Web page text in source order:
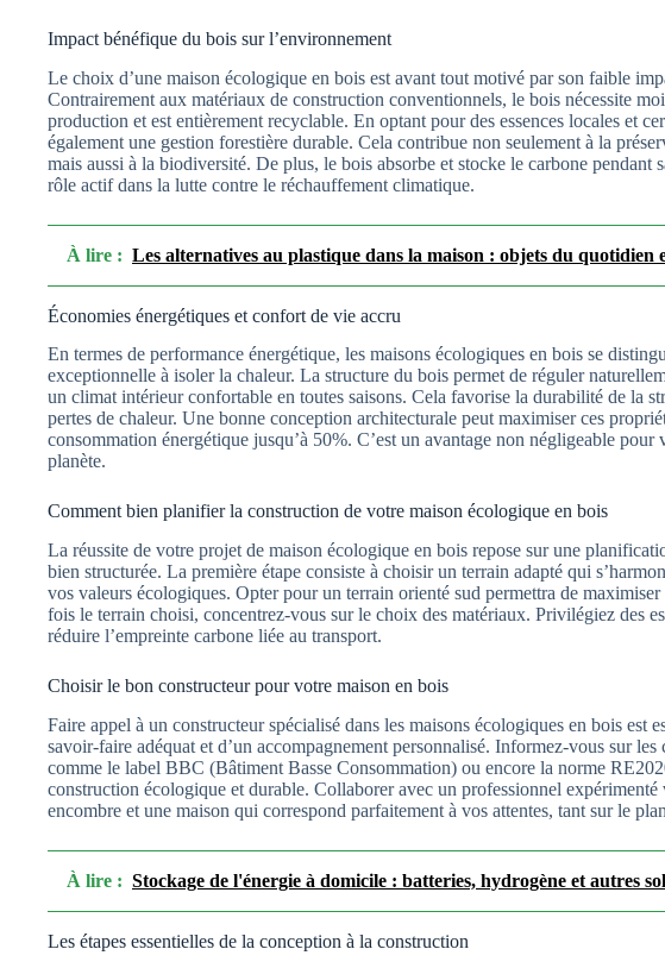
Impact bénéfique du bois sur l’environnement
Le choix d’une maison écologique en bois est avant tout motivé par son faible
Contrairement aux matériaux de construction conventionnels, le bois nécessite
production et est entièrement recyclable. En optant pour des essences locales et
également une gestion forestière durable. Cela contribue non seulement à la
mais aussi à la biodiversité. De plus, le bois absorbe et stocke le carbone pendant
rôle actif dans la lutte contre le réchauffement climatique.
À lire : Les alternatives au plastique dans la maison : objets du quotidien
Économies énergétiques et confort de vie accru
En termes de performance énergétique, les maisons écologiques en bois se
exceptionnelle à isoler la chaleur. La structure du bois permet de réguler
un climat intérieur confortable en toutes saisons. Cela favorise la durabilité de la
pertes de chaleur. Une bonne conception architecturale peut maximiser ces
consommation énergétique jusqu’à 50%. C’est un avantage non négligeable
planète.
Comment bien planifier la construction de votre maison écologique en bois
La réussite de votre projet de maison écologique en bois repose sur une
bien structurée. La première étape consiste à choisir un terrain adapté qui
vos valeurs écologiques. Opter pour un terrain orienté sud permettra de
fois le terrain choisi, concentrez-vous sur le choix des matériaux. Privilégiez des
réduire l’empreinte carbone liée au transport.
Choisir le bon constructeur pour votre maison en bois
Faire appel à un constructeur spécialisé dans les maisons écologiques en bois est
savoir-faire adéquat et d’un accompagnement personnalisé. Informez-vous sur
comme le label BBC (Bâtiment Basse Consommation) ou encore la norme
construction écologique et durable. Collaborer avec un professionnel expérimenté
encombre et une maison qui correspond parfaitement à vos attentes, tant sur le
À lire : Stockage de l'énergie à domicile : batteries, hydrogène et autres
Les étapes essentielles de la conception à la construction